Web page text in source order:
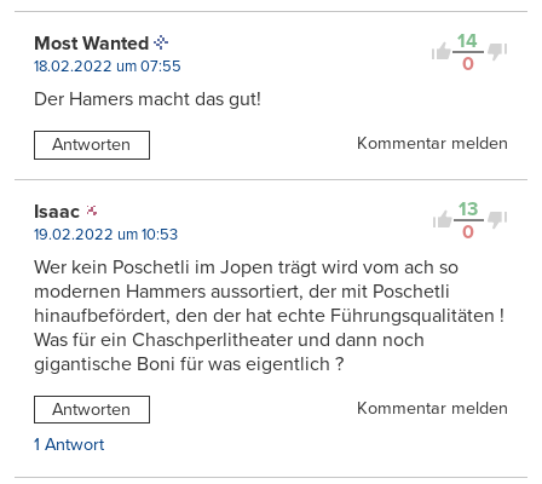
14
0
Most Wanted
18.02.2022 um 07:55
Der Hamers macht das gut!
Antworten Kommentar melden
13
0
Isaac
19.02.2022 um 10:53
Wer kein Poschetli im Jopen trägt wird vom ach so
modernen Hammers aussortiert, der mit Poschetli
hinaufbefördert, den der hat echte Führungsqualitäten !
Was für ein Chaschperlitheater und dann noch
gigantische Boni für was eigentlich ?
Antworten
Kommentar melden
1 Antwort